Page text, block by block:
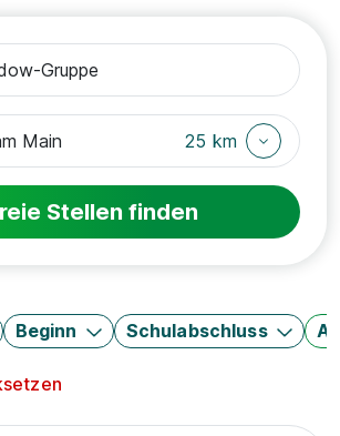
25 km
Stellen finden
Beginn Schulabschluss